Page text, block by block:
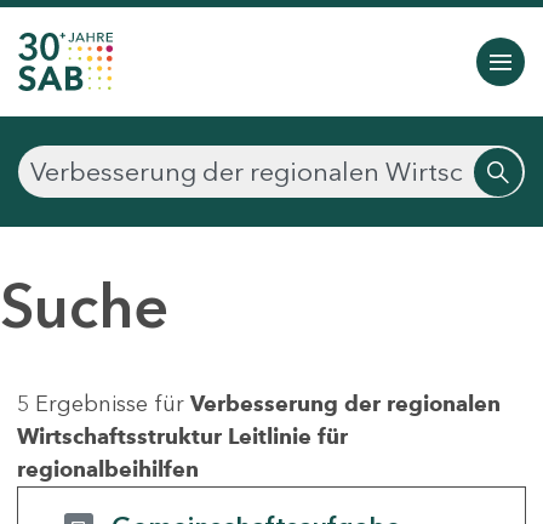
Suche
5 Ergebnisse für Verbesserung der regionalen
Wirtschaftsstruktur Leitlinie für
regionalbeihilfen